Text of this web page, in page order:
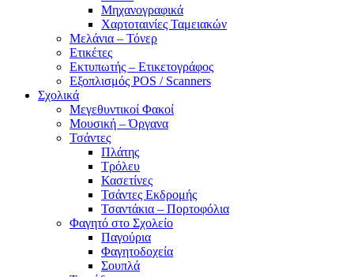
Μηχανογραφικά
Χαρτοταινίες Ταμειακών
Μελάνια – Τόνερ
Ετικέτες
Εκτυπωτής – Ετικετογράφος
Εξοπλισμός POS / Scanners
Σχολικά
Μεγεθυντικοί Φακοί
Μουσική – Όργανα
Τσάντες
Πλάτης
Τρόλευ
Κασετίνες
Τσάντες Εκδρομής
Τσαντάκια – Πορτοφόλια
Φαγητό στο Σχολείο
Παγούρια
Φαγητοδοχεία
Σουπλά